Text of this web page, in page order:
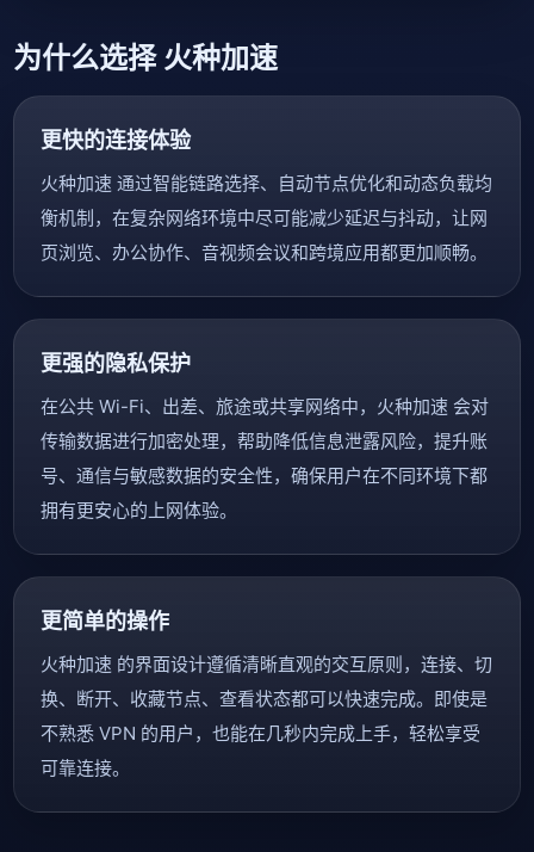
为什么选择 火种加速
更快的连接体验
火种加速 通过智能链路选择、自动节点优化和动态负载均
衡机制，在复杂网络环境中尽可能减少延迟与抖动，让网
页浏览、办公协作、音视频会议和跨境应用都更加顺畅。
更强的隐私保护
在公共 Wi-Fi、出差、旅途或共享网络中，火种加速 会对
传输数据进行加密处理，帮助降低信息泄露风险，提升账
号、通信与敏感数据的安全性，确保用户在不同环境下都
拥有更安心的上网体验。
更简单的操作
火种加速 的界面设计遵循清晰直观的交互原则，连接、切
换、断开、收藏节点、查看状态都可以快速完成。即使是
不熟悉 VPN 的用户，也能在几秒内完成上手，轻松享受
可靠连接。